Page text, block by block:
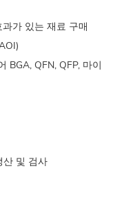
가 있는 재료 구매
BGA, QFN, QFP, 마이
산 및 검사